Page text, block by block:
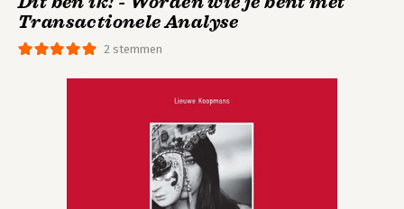
2 stemmen
Transactionele Analyse